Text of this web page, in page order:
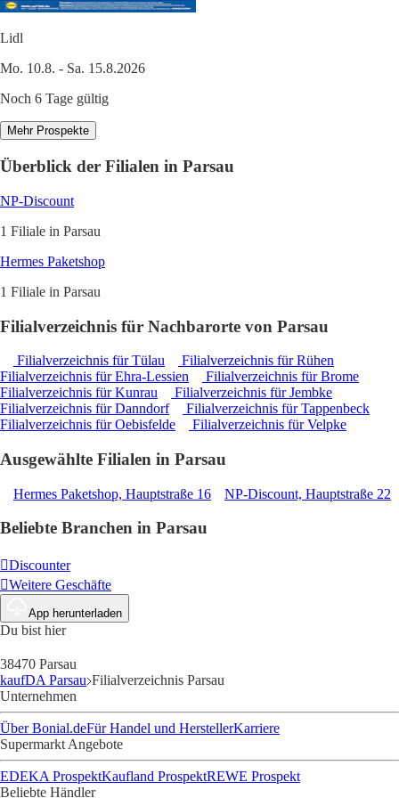
Lidl
Mo. 10.8. - Sa. 15.8.2026
Noch 6 Tage gültig
Mehr Prospekte
Überblick der Filialen in Parsau
NP-Discount
1 Filiale in Parsau
Hermes Paketshop
1 Filiale in Parsau
Filialverzeichnis für Nachbarorte von Parsau
Filialverzeichnis für Tülau
Filialverzeichnis für Rühen
Filialverzeichnis für Ehra-Lessien
Filialverzeichnis für Brome
Filialverzeichnis für Kunrau
Filialverzeichnis für Jembke
Filialverzeichnis für Danndorf
Filialverzeichnis für Tappenbeck
Filialverzeichnis für Oebisfelde
Filialverzeichnis für Velpke
Ausgewählte Filialen in Parsau
Hermes Paketshop, Hauptstraße 16 NP-Discount, Hauptstraße 22
Beliebte Branchen in Parsau
Discounter
Weitere Geschäfte
App herunterladen
Du bist hier
38470 Parsau
kaufDA Parsau Filialverzeichnis Parsau
Unternehmen
Über Bonial.deFür Handel und HerstellerKarriere
Supermarkt Angebote
EDEKA ProspektKaufland ProspektREWE Prospekt
Beliebte Händler